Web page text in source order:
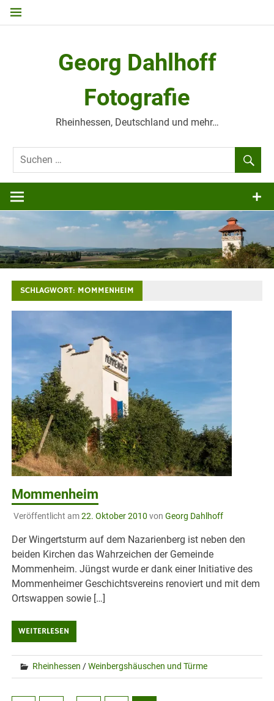
Zum
Georg Dahlhoff
Fotografie
Rheinhessen, Deutschland und mehr…
SCHLAGWORT: MOMMENHEIM
Mommenheim
Veröffentlicht am22. Oktober 2010 von Georg Dahlhoff
Der Wingertsturm auf dem Nazarienberg ist neben den
beiden Kirchen das Wahrzeichen der Gemeinde
Mommenheim. Jüngst wurde er dank einer Initiative des
Mommenheimer Geschichtsvereins renoviert und mit dem
Ortswappen sowie […]
WEITERLESEN
Rheinhessen /Weinbergshäuschen und Türme